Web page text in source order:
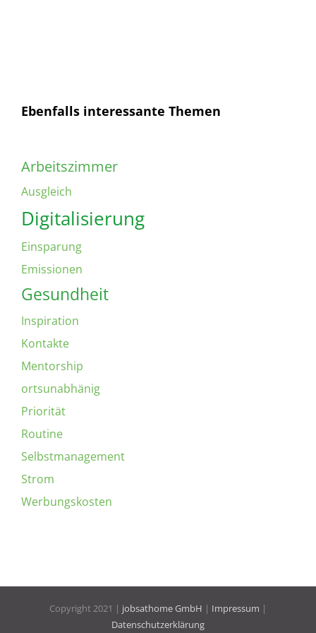
Ebenfalls interessante Themen
Arbeitszimmer
Ausgleich
Digitalisierung
Einsparung
Emissionen
Gesundheit
Inspiration
Kontakte
Mentorship
ortsunabhänig
Priorität
Routine
Selbstmanagement
Strom
Werbungskosten
Copyright 2021 | jobsathome GmbH | Impressum |
Datenschutzerklärung